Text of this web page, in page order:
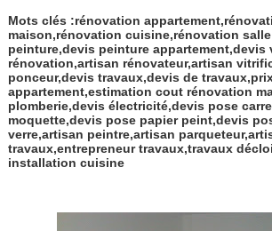
Mots clés :rénovation
maison,rénovation cuisine,rénovation
peinture,devis peinture
rénovation,artisan rénovateur,artisan
ponceur,devis travaux,devis de
appartement,estimation cout rénovation
plomberie,devis électricité,devis pose
moquette,devis pose papier peint,devis
verre,artisan peintre,artisan
travaux,entrepreneur travaux,travaux
installation cuisine